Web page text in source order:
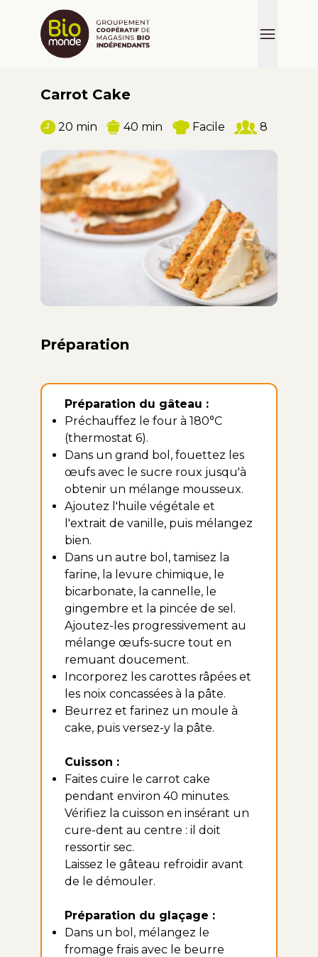
Carrot Cake
20 min 40 min Facile 8
Préparation
Préparation du gâteau :
Préchauffez le four à 180°C
(thermostat 6).
Dans un grand bol, fouettez les
œufs avec le sucre roux jusqu'à
obtenir un mélange mousseux.
Ajoutez l'huile végétale et
l'extrait de vanille, puis mélangez
bien.
Dans un autre bol, tamisez la
farine, la levure chimique, le
bicarbonate, la cannelle, le
gingembre et la pincée de sel.
Ajoutez-les progressivement au
mélange œufs-sucre tout en
remuant doucement.
Incorporez les carottes râpées et
les noix concassées à la pâte.
Beurrez et farinez un moule à
cake, puis versez-y la pâte.
Cuisson :
Faites cuire le carrot cake
pendant environ 40 minutes.
Vérifiez la cuisson en insérant un
cure-dent au centre : il doit
ressortir sec.
Laissez le gâteau refroidir avant
de le démouler.
Préparation du glaçage :
Dans un bol, mélangez le
fromage frais avec le beurre